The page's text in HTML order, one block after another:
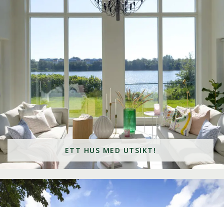
ETT HUS MED UTSIKT!